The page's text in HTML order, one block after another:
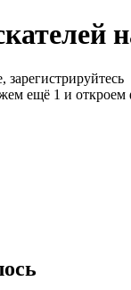
ещё 1 и откроем